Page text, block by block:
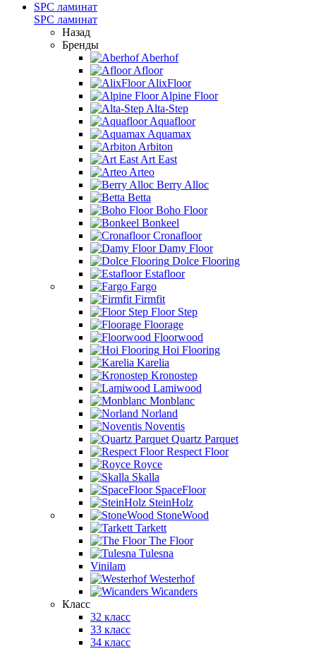
SPC ламинат
SPC ламинат
Назад
Бренды
Aberhof
Afloor
AlixFloor
Alpine Floor
Alta-Step
Aquafloor
Aquamax
Arbiton
Art East
Arteo
Berry Alloc
Betta
Boho Floor
Bonkeel
Cronafloor
Damy Floor
Dolce Flooring
Estafloor
Fargo
Firmfit
Floor Step
Floorage
Floorwood
Hoi Flooring
Karelia
Kronostep
Lamiwood
Monblanc
Norland
Noventis
Quartz Parquet
Respect Floor
Royce
Skalla
SpaceFloor
SteinHolz
StoneWood
Tarkett
The Floor
Tulesna
Vinilam
Westerhof
Wicanders
Класс
32 класс
33 класс
34 класс